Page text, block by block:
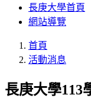
長庚大學首頁
網站導覽
首頁
活動消息
長庚大學113